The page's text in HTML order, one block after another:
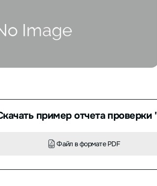
пример отчета проверки
Файл в формате PDF